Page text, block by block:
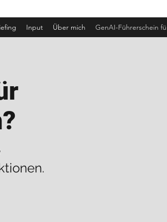
Input Über mich GenAI-Führerschein